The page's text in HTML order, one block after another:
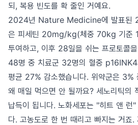
되, 복용 빈도를 확 줄인 거예요.
2024년 Nature Medicine에 발표된 2
은 피세틴 20mg/kg(체중 70kg 기준
투여하고, 이후 28일을 쉬는 프로토콜
48명 중 치료군 32명의 혈중
평균 27% 감소했습니다. 위약군은 3%
왜 매일 먹으면 안 될까요? 세노리틱의
납득이 됩니다. 노화세포는 "히트 앤 런"
다. 고농도로 한 번 때리고 빠지는 거죠.